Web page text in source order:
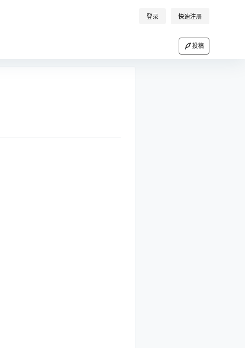
登录 快速注册
投稿